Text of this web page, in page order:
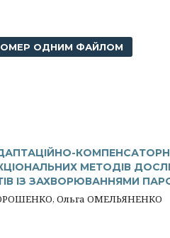
ОДНИМ ФАЙЛОМ
МЕТОДІВ
ІЗ ЗАХВОРЮВАННЯМИ
Ольга ОМЕЛЬЯНЕНКО